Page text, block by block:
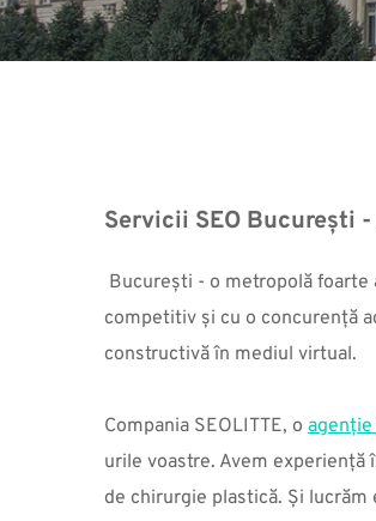
Servicii SEO București
București - o metropolă foarte
competitiv și cu o concurență
constructivă în mediul virtual.
Compania SEOLITTE, o
urile voastre. Avem
de chirurgie plastică. Și